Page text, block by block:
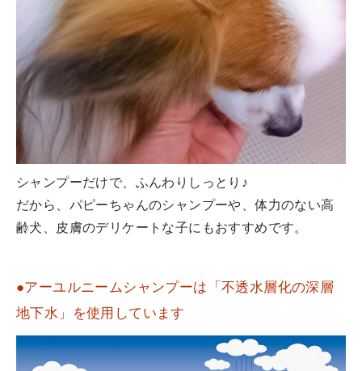
シャンプーだけで、ふんわりしっとり♪
だから、パピーちゃんのシャンプーや、体力のない高
齢犬、皮膚のデリケートな子にもおすすめです。
●アーユルニームシャンプーは「不透水層化の深層
地下水」を使用しています